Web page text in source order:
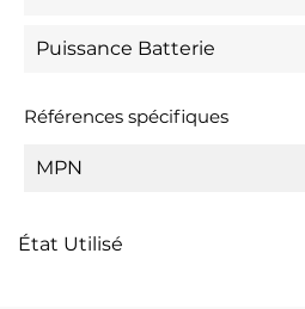
Puissance Batterie
Références spécifiques
MPN
État Utilisé